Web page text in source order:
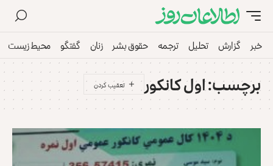
خبر گزارش تحلیل ترجمه حقوق بشر زنان گفتگو محیط زیست
برچسب:اول کانکور